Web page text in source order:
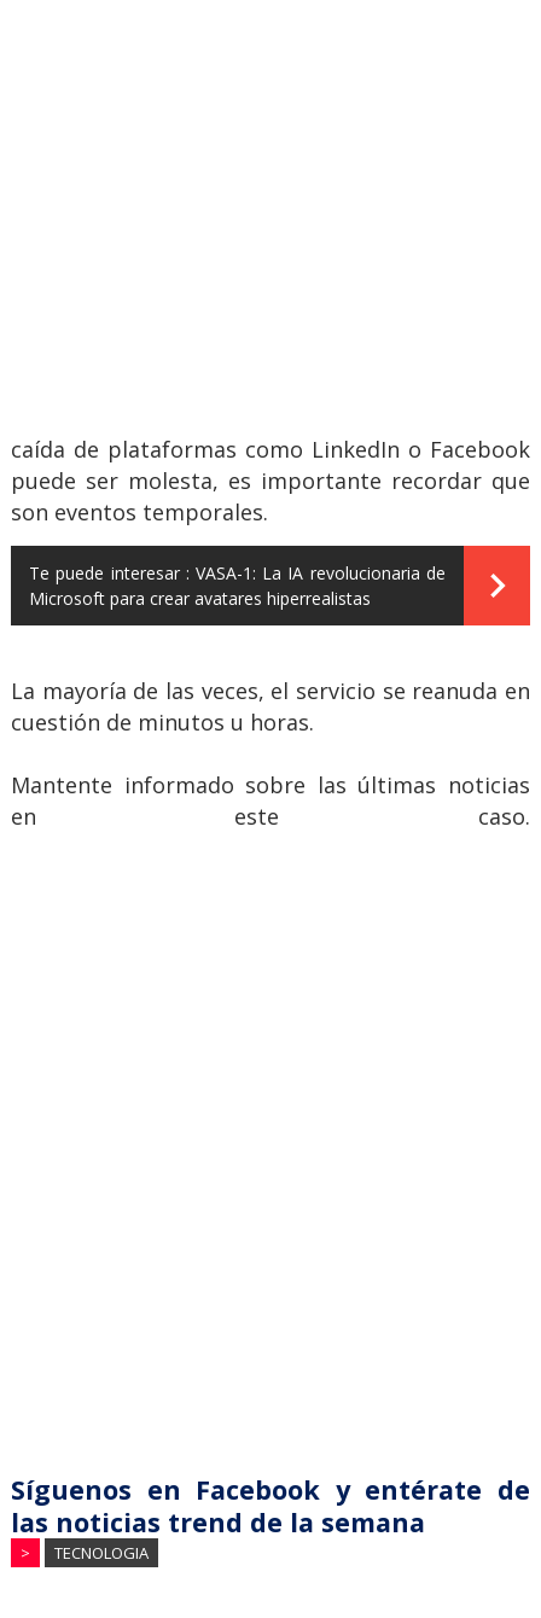
caída de plataformas como LinkedIn o Facebook
puede ser molesta, es importante recordar que
son eventos temporales.
Te puede interesar : VASA-1: La IA revolucionaria de
Microsoft para crear avatares hiperrealistas
La mayoría de las veces, el servicio se reanuda en
cuestión de minutos u horas.
Mantente informado sobre las últimas noticias
en este caso.
Síguenos en Facebook y entérate de
las noticias trend de la semana
> TECNOLOGIA